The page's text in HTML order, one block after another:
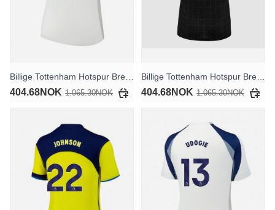
404.68NOK 1.065.30NOK 404.68NOK 1.065.30NOK